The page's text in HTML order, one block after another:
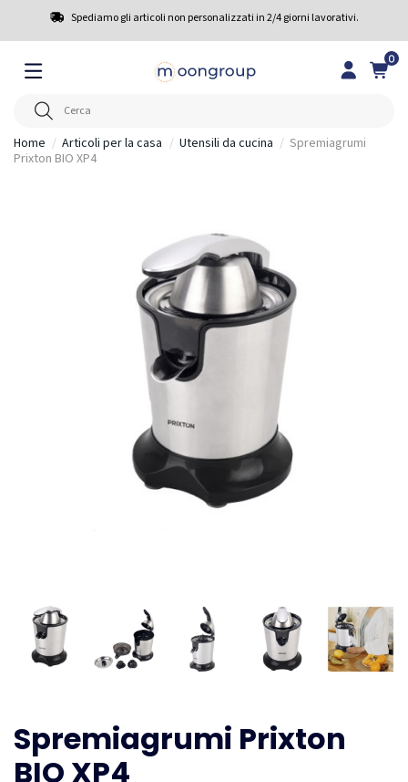
Spediamo gli articoli non personalizzati in 2/4 giorni lavorativi.
0
Home Articoli per la casa Utensili da cucina
Spremiagrumi
Prixton BIO XP4
Spremiagrumi Prixton
BIO XP4